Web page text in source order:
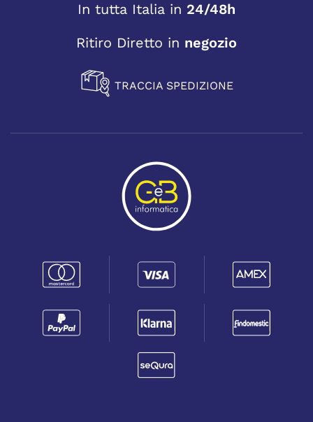
In tutta Italia in 24/48h
Ritiro Diretto in negozio
TRACCIA SPEDIZIONE